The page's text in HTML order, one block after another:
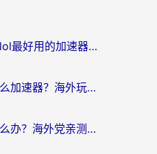
留学生海外党必看：lol最好用的加速器怎么选？附一梦江湖、神鬼传奇加速攻略
境外玩鸿图之下用什么加速器？海外玩家必看的国服游戏加速全攻略
在日本打不开原神怎么办？海外党亲测有效的国服游戏加速指南